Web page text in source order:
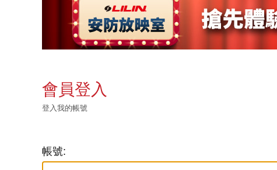
會員登入
登入我的帳號
帳號: